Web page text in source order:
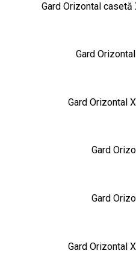
Gard Orizontal
Gard
Gard Orizontal
Gard
Gard
Gard Orizontal